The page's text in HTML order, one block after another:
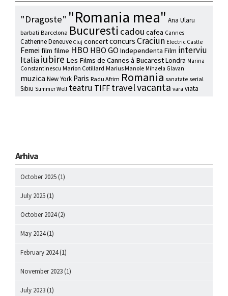
"Dragoste" "Romania mea" Ana Ularu
barbati Barcelona Bucuresti cadou cafea Cannes
Catherine Deneuve Cluj concertconcurs Craciun Electric Castle
Femei film filme HBO HBO GO Independenta Film interviu
Italiaiubire Les Films de Cannes à BucarestLondra Marina
Constantinescu Marion Cotillard Marius Manole Mihaela Glavan
muzica New York Paris Radu Afrim Romania sanatate serial
Sibiu Summer Well teatru TIFF travelvacanta vara viata
Arhiva
October 2025 (1)
July 2025 (1)
October 2024(2)
May 2024(1)
February 2024(1)
November 2023 (1)
July 2023 (1)